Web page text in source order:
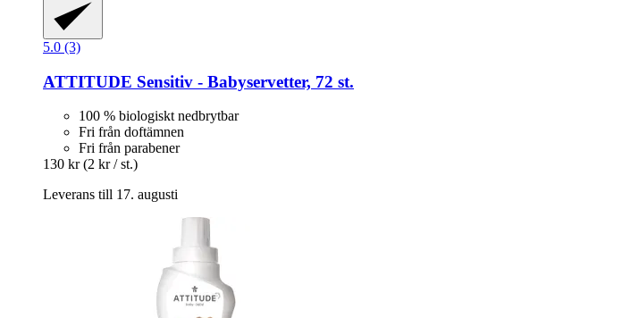
5.0 (3)
ATTITUDE Sensitiv -​ Babyservetter, 72 st.
100 % biologiskt nedbrytbar
Fri från doftämnen
Fri från parabener
130 kr (2 kr / st.)
Leverans till 17. augusti